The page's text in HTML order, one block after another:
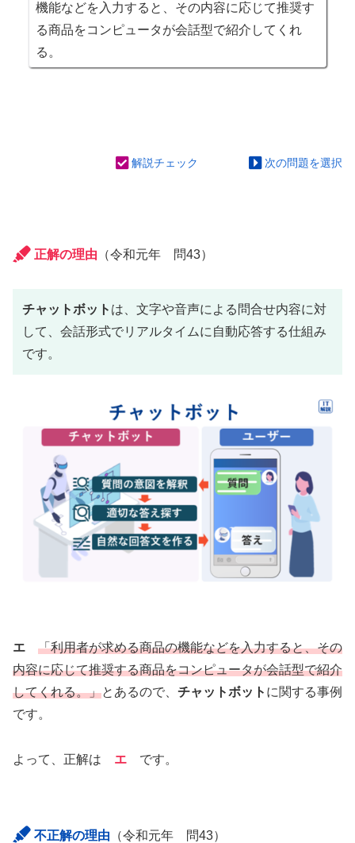
機能などを入力すると、その内容に応じて推奨す
る商品をコンピュータが会話型で紹介してくれ
る。
解説チェック 次の問題を選択
正解の理由 （令和元年 問43）
チャットボット は、文字や音声による問合せ内容に対
して、会話形式でリアルタイムに自動応答する仕組み
です。
エ
「利用者が求める商品の機能などを入力すると、その
内容に応じて推奨する商品をコンピュータが会話型で紹介
してくれる。」とあるので、 チャットボット に関する事例
です。
よって、正解は エ です。
不正解の理由 （令和元年 問43）